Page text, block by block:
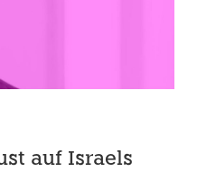
auf Israels